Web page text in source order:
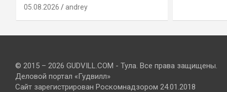
05.08.2026 andrey
© 2015 – 2026 GUDVILL.COM - Тула. Все права защищены.
Деловой портал «Гудвилл»
Сайт зарегистрирован Роскомнадзором 24.01.2018